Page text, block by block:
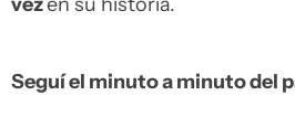
Seguí el minuto a minuto del